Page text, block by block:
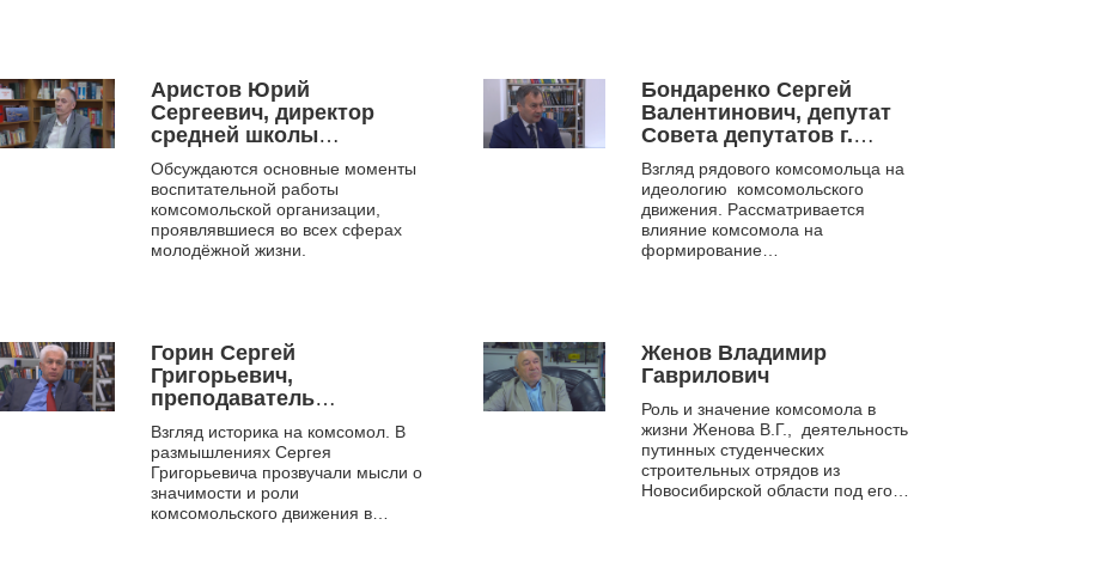
комсомола ПО «Западно -
Сибирское Речное
пароходство».
Аристов Юрий
Сергеевич, директор
средней школы
«Диалог», в 1980-е гг. –
секретарь райкома
ВЛКСМ Октябрьского
района г. Новосибирска,
новосибирского обкома
Обсуждаются основные моменты
воспитательной работы
комсомольской организации,
проявлявшиеся во всех сферах
молодёжной жизни.
Бондаренко Сергей
Валентинович, депутат
Совета депутатов г.
Новосибирска по
Центральному району г.
Новосибирска, в 1970 гг.
– комсомолец.
Взгляд рядового комсомольца на
идеологию комсомольского
движения. Рассматривается
влияние комсомола на
формирование
Горин Сергей
Григорьевич,
преподаватель
Сибирского
университета
потребительской
кооперации, в 1975-1979
гг. – руководитель
Взгляд историка на комсомол. В
размышлениях Сергея
Григорьевича прозвучали мысли о
значимости и роли
комсомольского движения в
Женов Владимир
Гаврилович
Роль и значение комсомола в
жизни Женова В.Г., деятельность
путинных студенческих
строительных отрядов из
Новосибирской области под его